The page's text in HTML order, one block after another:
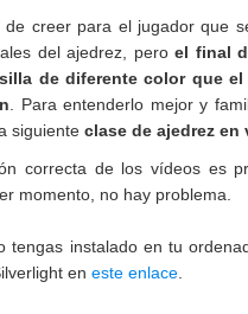
de creer para el jugador que
del ajedrez, peroel final
de diferente color que
. Para entenderlo mejor y
siguiente clase de ajedrez en
correcta de los vídeos es
momento, no hay problema.
tengas instalado en tu
en este enlace